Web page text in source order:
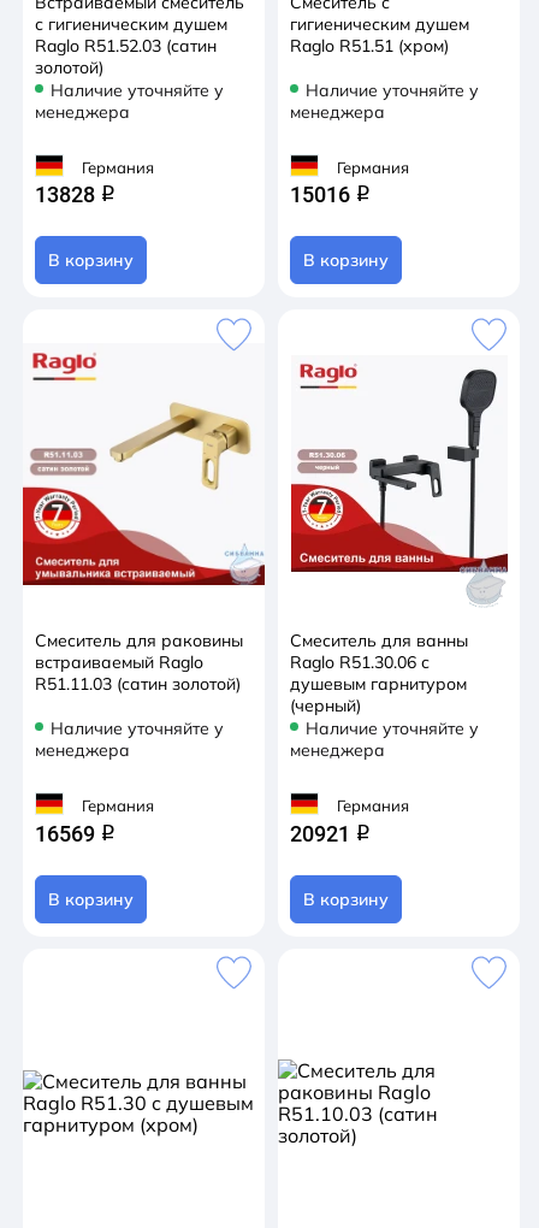
с гигиеническим душем
Raglo R51.52.03 (сатин
золотой)
Наличие уточняйте у
менеджера
Германия
13828 q
В корзину
гигиеническим душем
Raglo R51.51 (хром)
Наличие уточняйте у
менеджера
Германия
15016 q
В корзину
Смеситель для раковины
встраиваемый Raglo
R51.11.03 (сатин золотой)
Наличие уточняйте у
менеджера
Германия
16569 q
В корзину
Смеситель для ванны
Raglo R51.30.06 с
душевым гарнитуром
(черный)
Наличие уточняйте у
менеджера
Германия
20921 q
В корзину